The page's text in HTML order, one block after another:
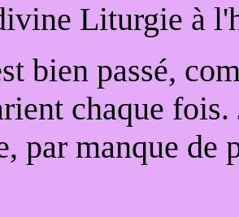
Liturgie à
bien passé,
chaque fois.
par manque de